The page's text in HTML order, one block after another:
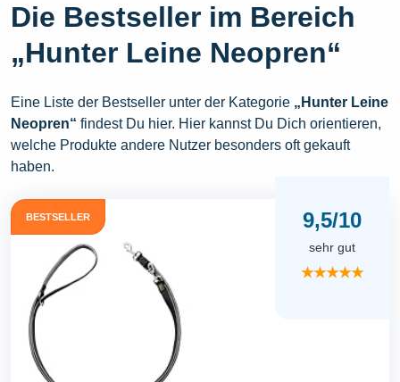
Die Bestseller im Bereich
„Hunter Leine Neopren“
Eine Liste der Bestseller unter der Kategorie „Hunter Leine
Neopren“ findest Du hier. Hier kannst Du Dich orientieren,
welche Produkte andere Nutzer besonders oft gekauft
haben.
BESTSELLER 9,5/10
sehr gut
★★★★★